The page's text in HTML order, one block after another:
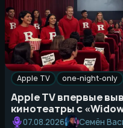
Apple TV one-night-only
Apple TV впервые
кинотеатры с
07.08.2026 Семён